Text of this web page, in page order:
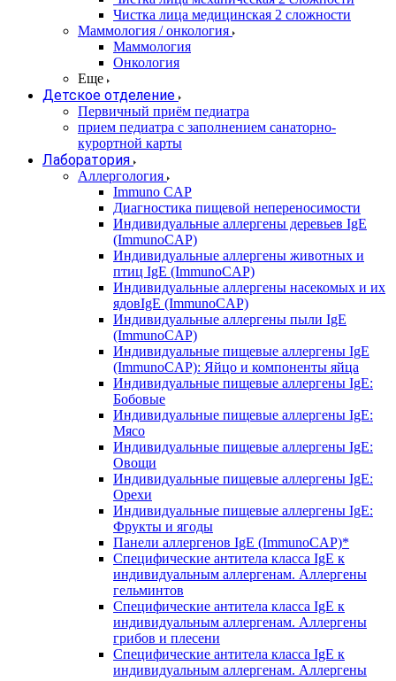
Чистка лица медицинская 2 сложности
Маммология / онкология
Маммология
Онкология
Еще
Детское отделение
Первичный приём педиатра
прием педиатра с заполнением санаторно-
курортной карты
Лаборатория
Аллергология
Immuno CAP
Диагностика пищевой непереносимости
Индивидуальные аллергены деревьев IgE
(ImmunoCAP)
Индивидуальные аллергены животных и
птиц IgE (ImmunoCAP)
Индивидуальные аллергены насекомых и их
ядовIgE (ImmunoCAP)
Индивидуальные аллергены пыли IgE
(ImmunoCAP)
Индивидуальные пищевые аллергены IgE
(ImmunoCAP): Яйцо и компоненты яйца
Индивидуальные пищевые аллергены IgE:
Бобовые
Индивидуальные пищевые аллергены IgE:
Мясо
Индивидуальные пищевые аллергены IgE:
Овощи
Индивидуальные пищевые аллергены IgE:
Орехи
Индивидуальные пищевые аллергены IgE:
Фрукты и ягоды
Панели аллергенов IgE (ImmunoCAP)*
Специфические антитела класса IgE к
индивидуальным аллергенам. Аллергены
гельминтов
Специфические антитела класса IgE к
индивидуальным аллергенам. Аллергены
грибов и плесени
Специфические антитела класса IgE к
индивидуальным аллергенам. Аллергены